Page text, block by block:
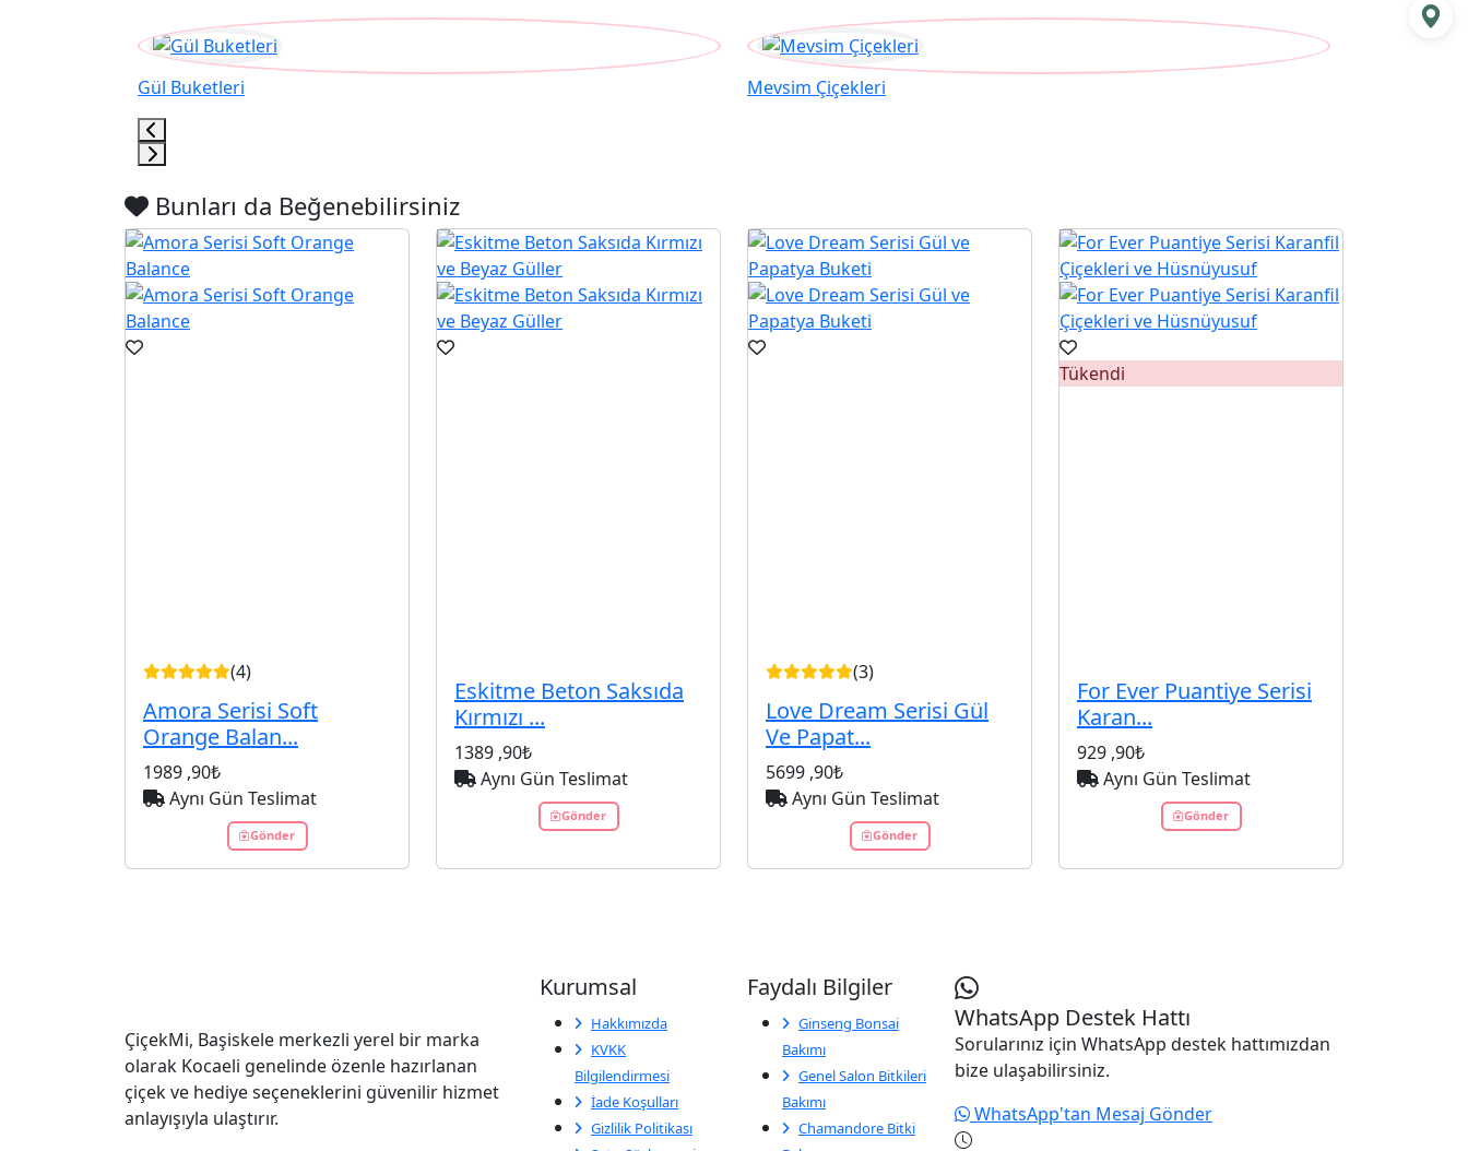
Gül Buketleri Mevsim Çiçekleri
Bunları da Beğenebilirsiniz
(4)
Amora Serisi Soft
Orange Balan...
1989 ,90₺
Aynı Gün Teslimat
Gönder
Eskitme Beton Saksıda
Kırmızı ...
1389 ,90₺
Aynı Gün Teslimat
Gönder
(3)
Love Dream Serisi Gül
Ve Papat...
5699 ,90₺
Aynı Gün Teslimat
Gönder
Tükendi
For Ever Puantiye Serisi
Karan...
929 ,90₺
Aynı Gün Teslimat
Gönder
ÇiçekMi, Başiskele merkezli yerel bir marka
olarak Kocaeli genelinde özenle hazırlanan
çiçek ve hediye seçeneklerini güvenilir hizmet
anlayışıyla ulaştırır.
Kurumsal
Hakkımızda
KVKK
Bilgilendirmesi
İade Koşulları
Gizlilik Politikası
Faydalı Bilgiler
Ginseng Bonsai
Bakımı
Genel Salon Bitkileri
Bakımı
Chamandore Bitki
WhatsApp Destek Hattı
Sorularınız için WhatsApp destek hattımızdan
bize ulaşabilirsiniz.
WhatsApp'tan Mesaj Gönder